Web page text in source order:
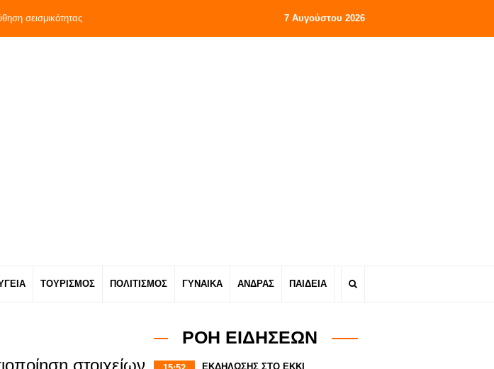
σεισμικότητας 7 Αυγούστου 2026
ΤΟΥΡΙΣΜΟΣ ΠΟΛΙΤΙΣΜΟΣ ΓΥΝΑΙΚΑ ΑΝΔΡΑΣ ΠΑΙΔΕΙΑ
στοιχείων
ΡΟΗ ΕΙΔΗΣΕΩΝ
ΕΚΔΗΛΩΣΗΣ ΣΤΟ ΕΚΚΙ